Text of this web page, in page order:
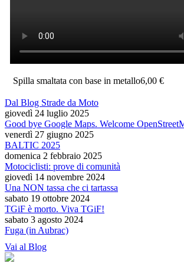
Spilla smaltata con base in metallo6,00 €
Dal Blog Strade da Moto
giovedì 24 luglio 2025
Good bye Google Maps. Welcome
venerdì 27 giugno 2025
BALTIC 2025
domenica 2 febbraio 2025
Motociclisti: prove di comunità
giovedì 14 novembre 2024
Una NON tassa che ci tartassa
sabato 19 ottobre 2024
TGiF è morto. Viva TGiF!
sabato 3 agosto 2024
Fuga (in Aubrac)
Vai al Blog